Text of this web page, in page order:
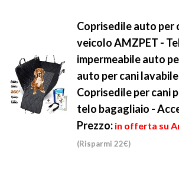
Coprisedile auto per
veicolo AMZPET -
impermeabile auto
auto per cani
Coprisedile per cani
telo bagagliaio -
Prezzo: in offerta su
(Risparmi 22€)